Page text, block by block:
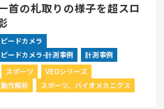
首の札取りの様子を超スロ
ードカメラ
ードカメラ-計測事例
計測事例
スポーツ
VEOシリーズ
作解析
スポーツ、バイオメカニクス